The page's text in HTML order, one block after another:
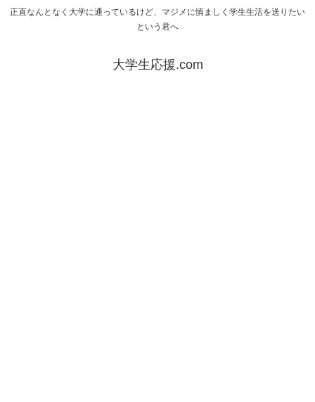
正直なんとなく大学に通っているけど、マジメに慎ましく学生生活を送りたい
という君へ
大学生応援.com